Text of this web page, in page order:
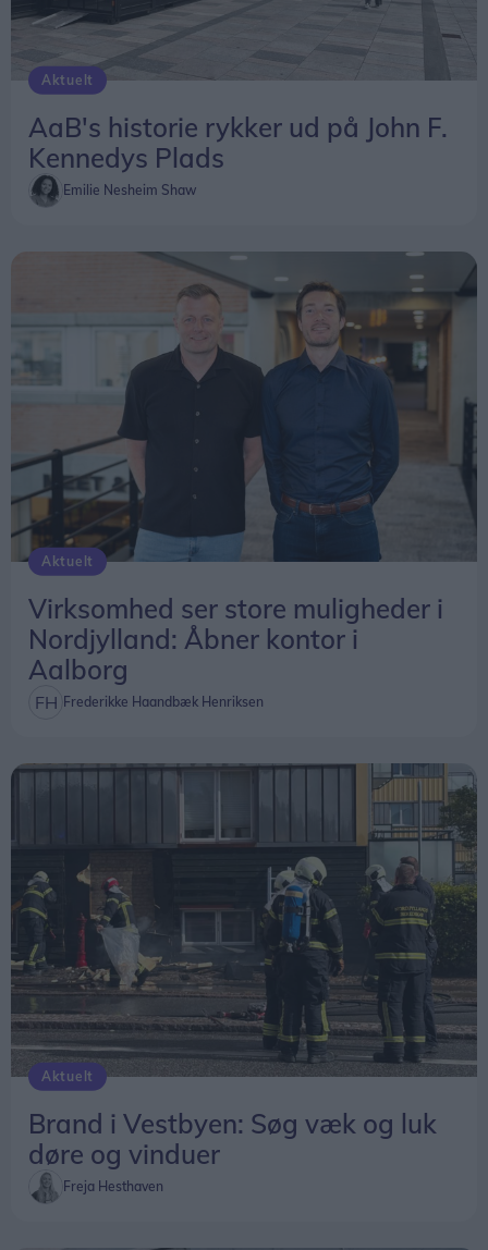
Aktuelt
AaB's historie rykker ud på John F.
Kennedys Plads
Emilie Nesheim Shaw
Aktuelt
Virksomhed ser store muligheder i
Nordjylland: Åbner kontor i
Aalborg
Frederikke Haandbæk Henriksen
Aktuelt
Brand i Vestbyen: Søg væk og luk
døre og vinduer
Freja Hesthaven